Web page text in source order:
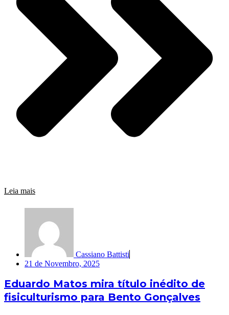
Leia mais
Cassiano Battisti
21 de Novembro, 2025
Eduardo Matos mira título inédito de
fisiculturismo para Bento Gonçalves